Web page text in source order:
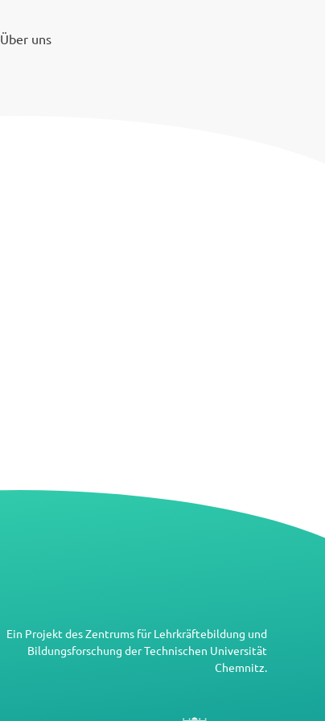
Über uns
Ein Projekt desZentrums für Lehrkräftebildung und
Bildungsforschung derTechnischen Universität
Chemnitz.